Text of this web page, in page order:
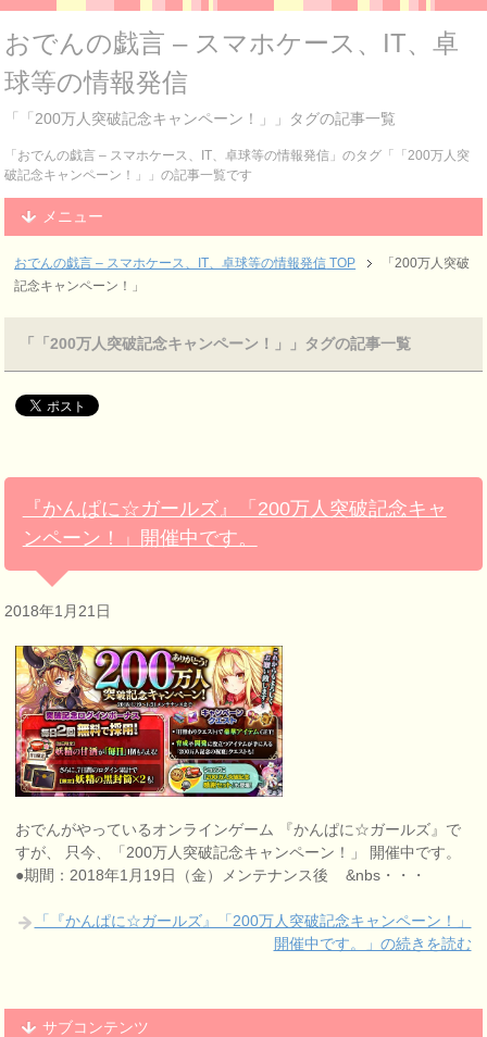
おでんの戯言 – スマホケース、IT、卓
球等の情報発信
「「200万人突破記念キャンペーン！」」タグの記事一覧
「おでんの戯言 – スマホケース、IT、卓球等の情報発信」のタグ「「200万人突
破記念キャンペーン！」」の記事一覧です
メニュー
おでんの戯言 – スマホケース、IT、卓球等の情報発信 TOP
「200万人突破
記念キャンペーン！」
「「200万人突破記念キャンペーン！」」タグの記事一覧
『かんぱに☆ガールズ』「200万人突破記念キャ
ンペーン！」開催中です。
2018年1月21日
おでんがやっているオンラインゲーム 『かんぱに☆ガールズ』で
すが、 只今、「200万人突破記念キャンペーン！」 開催中です。
●期間：2018年1月19日（金）メンテナンス後 &nbs・・・
「『かんぱに☆ガールズ』「200万人突破記念キャンペーン！」
開催中です。」の続きを読む
サブコンテンツ